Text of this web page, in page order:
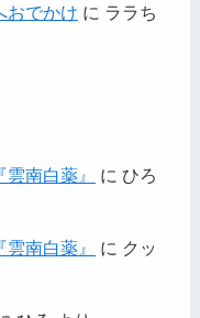
おでかけ に ララち
南白薬』 に ひろ
南白薬』 に クッ